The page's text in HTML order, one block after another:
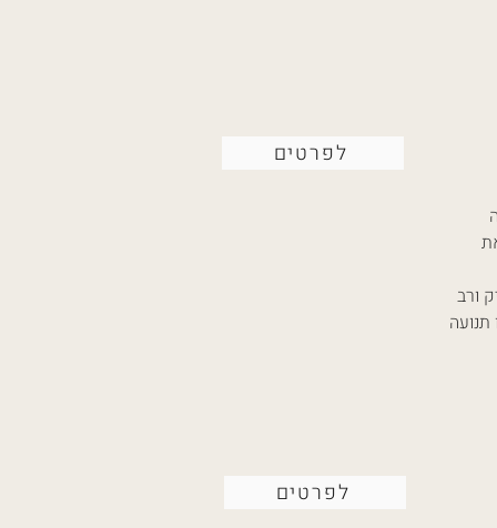
לפרטים
ורב
לפרטים